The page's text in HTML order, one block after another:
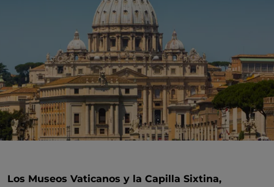
Los Museos Vaticanos y la Capilla Sixtina,